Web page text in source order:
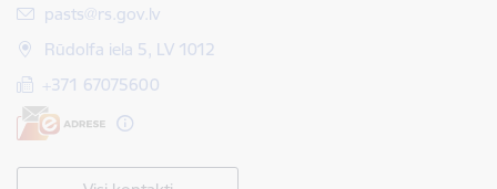
E-pasts:
pasts@rs.gov.lv
Rūdolfa iela 5, LV 1012
+371 67075600